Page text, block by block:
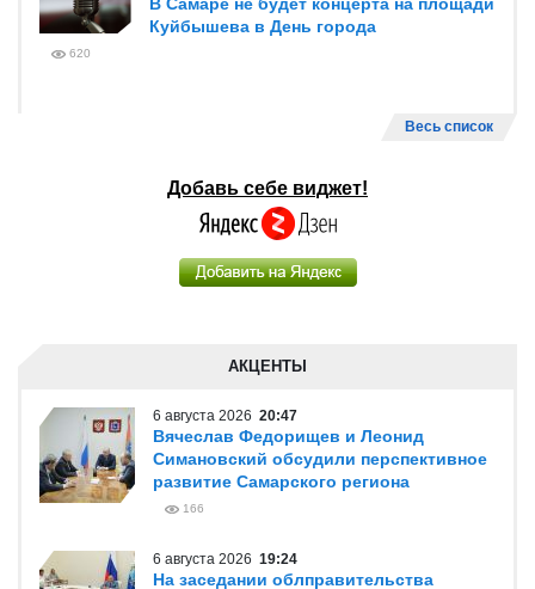
Куйбышева в День города
620
Весь список
Добавь себе виджет!
АКЦЕНТЫ
6 августа 2026 20:47
Вячеслав Федорищев и Леонид
Симановский обсудили перспективное
развитие Самарского региона
166
6 августа 2026 19:24
На заседании облправительства